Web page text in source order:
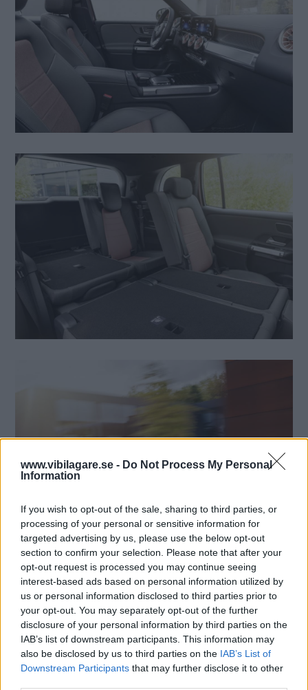
www.vibilagare.se - Do Not Process My Personal
Information
If you wish to opt-out of the sale, sharing to third parties, or
processing of your personal or sensitive information for
targeted advertising by us, please use the below opt-out
section to confirm your selection. Please note that after your
opt-out request is processed you may continue seeing
interest-based ads based on personal information utilized by
us or personal information disclosed to third parties prior to
your opt-out. You may separately opt-out of the further
disclosure of your personal information by third parties on the
IAB’s list of downstream participants. This information may
also be disclosed by us to third parties on the IAB’s List of
Downstream Participants that may further disclose it to other